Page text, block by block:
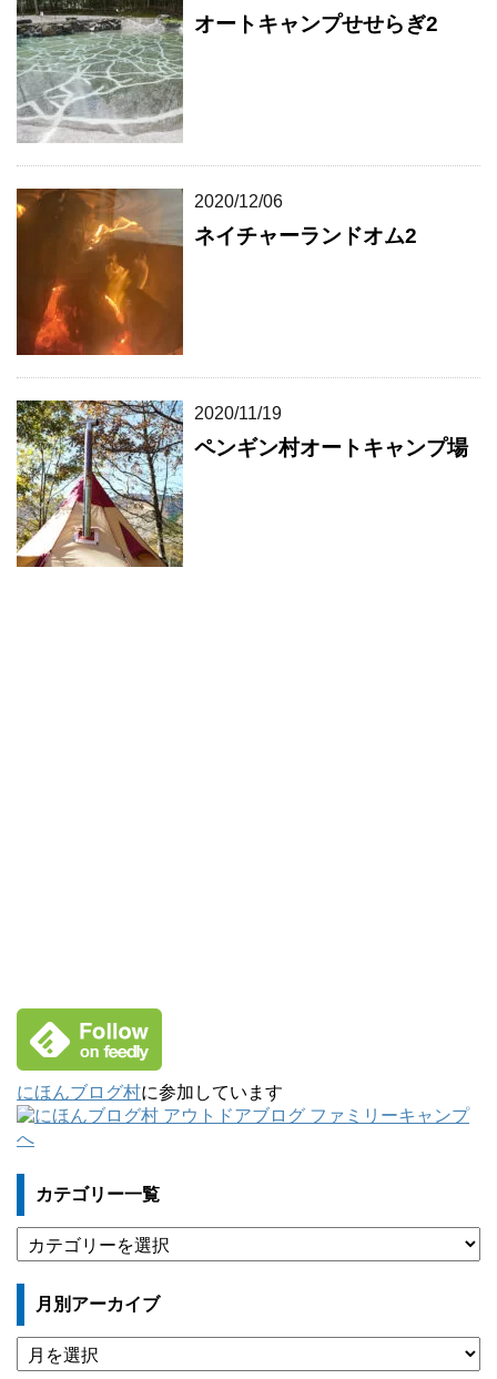
オートキャンプせせらぎ2
2020/12/06
ネイチャーランドオム2
2020/11/19
ペンギン村オートキャンプ場
にほんブログ村に参加しています
カテゴリー一覧
テ
ゴ
ー
一
月別アーカイブ
月
別